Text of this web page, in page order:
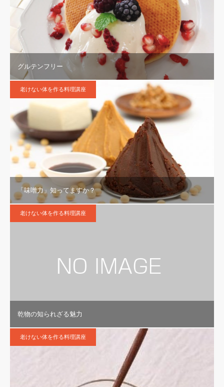
グルテンフリー
老けない体を作る料理講座
「味噌力」知ってますか？
老けない体を作る料理講座
乾物の知られざる魅力
老けない体を作る料理講座